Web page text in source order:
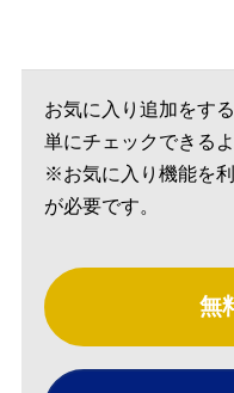
お気に入り追加をす
単にチェックできる
※お気に入り機能を
が必要です。
無